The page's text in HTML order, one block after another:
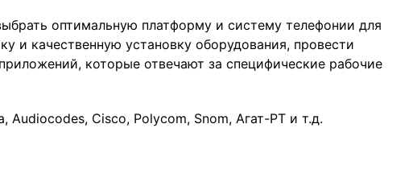
оптимальную платформу и систему телефонии для
и качественную установку оборудования, провести
которые отвечают за специфические рабочие
Cisco, Polycom, Snom, Aгат-РТ и т.д.